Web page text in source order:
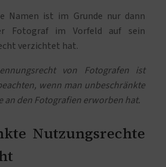
Namen ist im Grunde nur dann
Fotograf im Vorfeld auf sein
verzichtet hat.
von Fotografen ist
wenn man unbeschränkte
an den Fotografien erworben hat.
Nutzungsrechte